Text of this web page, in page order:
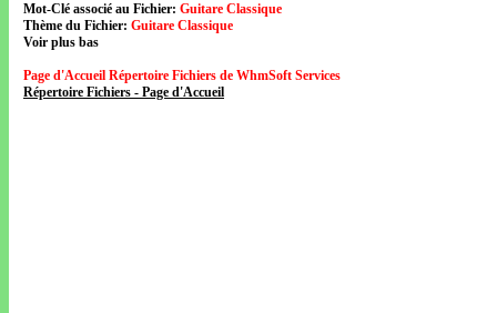
Mot-Clé associé au Fichier: Guitare Classique
Thème du Fichier: Guitare Classique
Voir plus bas
Page d'Accueil Répertoire Fichiers de WhmSoft Services
Répertoire Fichiers - Page d'Accueil